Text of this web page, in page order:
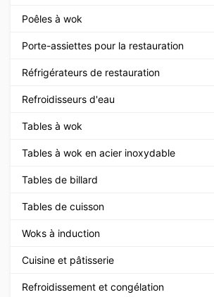
Poêles à wok
Porte-assiettes pour la restauration
Réfrigérateurs de restauration
Refroidisseurs d'eau
Tables à wok
Tables à wok en acier inoxydable
Tables de billard
Tables de cuisson
Woks à induction
Cuisine et pâtisserie
Refroidissement et congélation